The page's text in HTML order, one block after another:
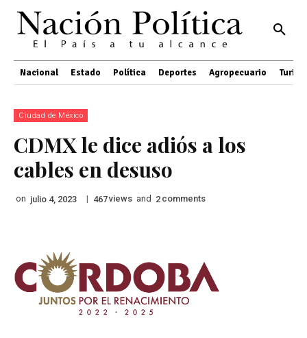
Nacional Estado Política Deportes Agropecuario
Ciudad de México
CDMX le dice adiós a los
cables en desuso
on julio 4, 2023 | 467views and 2 comments